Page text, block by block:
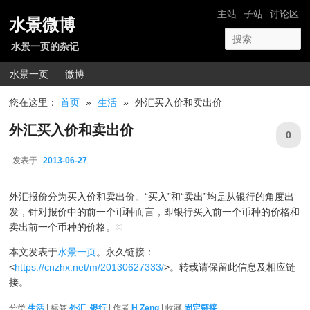
网站导航
主站 子站 讨论区
水景微博
水景一页的杂记
主菜单
水景一页 微博
您在这里：首页 » 生活 » 外汇买入价和卖出价
外汇买入价和卖出价
发表于 2013-06-27
0
外汇报价分为买入价和卖出价。“买入”和“卖出”均是从银行的角度出
发，针对报价中的前一个币种而言，即银行买入前一个币种的价格和
卖出前一个币种的价格。©
本文发表于水景一页。永久链接：
<https://cnzhx.net/m/20130627333/>。转载请保留此信息及相应链
接。